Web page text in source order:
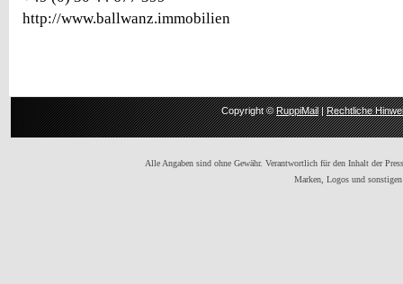
http://www.ballwanz.immobilien
Copyright ©RuppiMail|Rechtliche
Alle Angaben sind ohne Gewähr. Verantwortlich für den Inhalt der
Marken, Logos und